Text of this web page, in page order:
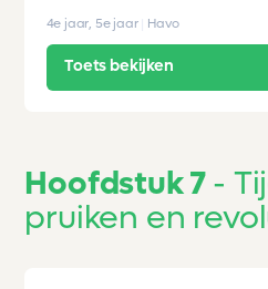
4e jaar, 5e jaar Havo
Toets bekijken
Hoofdstuk 7
pruiken en